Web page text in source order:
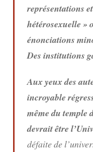
représentations
hétérosexuelle »
énonciations
Des institutions
Aux yeux des
incroyable
même du temple
devrait être
défaite de